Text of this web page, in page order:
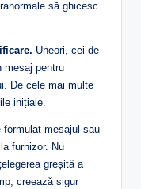
să ghicesc
Uneori, cei de
mesaj pentru
De cele mai multe
inițiale.
mesajul sau
furnizor. Nu
greșită a
creează sigur